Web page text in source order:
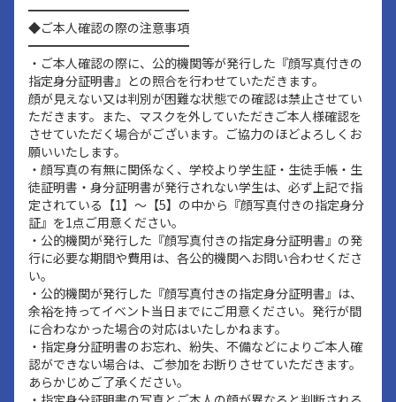
━━━━━━━━━━━━━
◆ご本人確認の際の注意事項
━━━━━━━━━━━━━
・ご本人確認の際に、公的機関等が発行した『顔写真付きの
指定身分証明書』との照合を行わせていただきます。
顔が見えない又は判別が困難な状態での確認は禁止させてい
ただきます。また、マスクを外していただきご本人様確認を
させていただく場合がございます。ご協力のほどよろしくお
願いいたします。
・顔写真の有無に関係なく、学校より学生証・生徒手帳・生
徒証明書・身分証明書が発行されない学生は、必ず上記で指
定されている【1】～【5】の中から『顔写真付きの指定身分
証』を1点ご用意ください。
・公的機関が発行した『顔写真付きの指定身分証明書』の発
行に必要な期間や費用は、各公的機関へお問い合わせくださ
い。
・公的機関が発行した『顔写真付きの指定身分証明書』は、
余裕を持ってイベント当日までにご用意ください。発行が間
に合わなかった場合の対応はいたしかねます。
・指定身分証明書のお忘れ、紛失、不備などによりご本人確
認ができない場合は、ご参加をお断りさせていただきます。
あらかじめご了承ください。